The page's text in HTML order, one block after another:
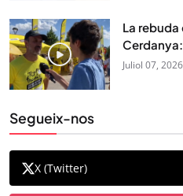
La rebuda
Juliol 07, 2026
Segueix-nos
X (Twitter)